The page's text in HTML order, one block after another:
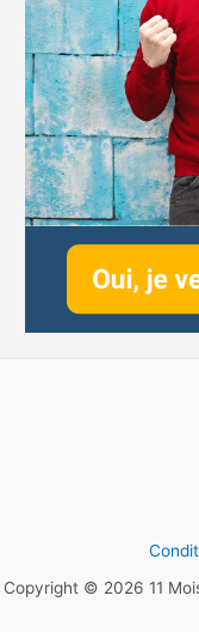
Copyright © 2026 11